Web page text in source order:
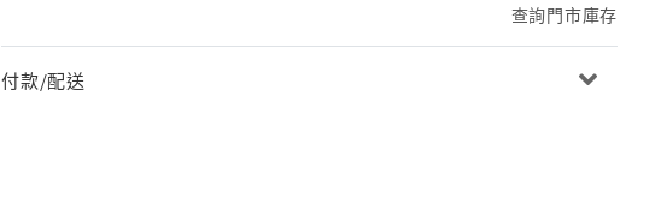
查詢門市庫存
付款/配送